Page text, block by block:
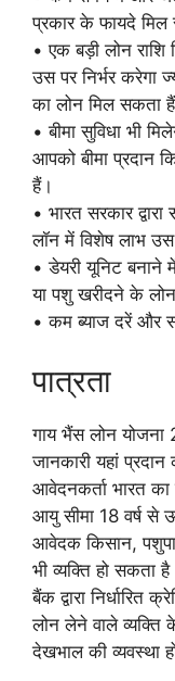
प्रकार के फायदे
• एक बड़ी लोन
उस पर निर्भर करेगा
का लोन मिल सकता हैं
• बीमा सुविधा भी
आपको बीमा प्रदान
हैं।
• भारत सरकार
लॉन में विशेष लाभ
• डेयरी यूनिट बनाने
या पशु खरीदने के
• कम ब्याज दरें और
पात्रता
गाय भैंस लोन योजना
जानकारी यहां
आवेदनकर्ता भारत का
आयु सीमा 18 वर्ष से
आवेदक किसान,
भी व्यक्ति हो सकता
बैंक द्वारा निर्धारित
लोन लेने वाले
देखभाल की व्यवस्था